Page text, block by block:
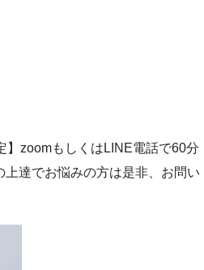
】zoomもしくはLINE電話で60分
達でお悩みの方は是非、お問い